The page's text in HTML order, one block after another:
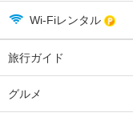
Wi-Fiレンタル
旅行ガイド
グルメ